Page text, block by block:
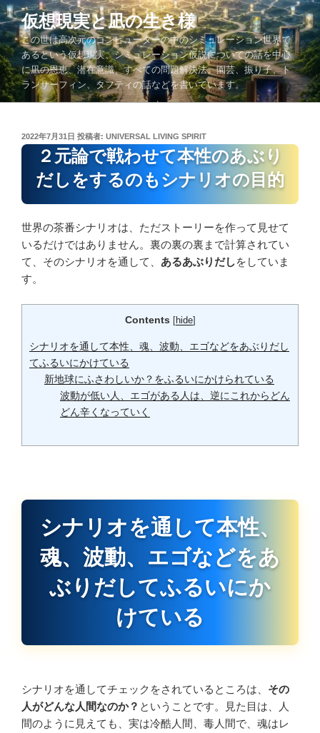
コ
ン
テ
ン
ツ
へ
仮想現実と凪の生き様
この世は高次元のコンピューターの中のシミュレーション世界で
あるという仮想現実、シミュレーション仮説についての話を中心
に凪の恩恵、潜在意識、すべての問題解決法、園芸、振り子、ト
ランサーフィン、タフティの話などを書いています。
投
稿
2022年7月31日 投稿者: UNIVERSAL LIVING SPIRIT
２元論で戦わせて本性のあぶり
だしをするのもシナリオの目的
世界の茶番シナリオは、ただストーリーを作って見せて
いるだけではありません。裏の裏の裏まで計算されてい
て、そのシナリオを通して、 あるあぶりだしをしていま
す。
Contents [hide]
シナリオを通して本性、魂、波動、エゴなどをあぶりだし
てふるいにかけている
新地球にふさわしいか？をふるいにかけられている
波動が低い人、エゴがある人は、逆にこれからどん
どん辛くなっていく
シナリオを通して本性、
魂、波動、エゴなどをあ
ぶりだしてふるいにか
けている
シナリオを通してチェックをされているところは、 その
人がどんな人間なのか？ ということです。見た目は、人
間のように見えても、実は冷酷人間、毒人間で、魂はレ